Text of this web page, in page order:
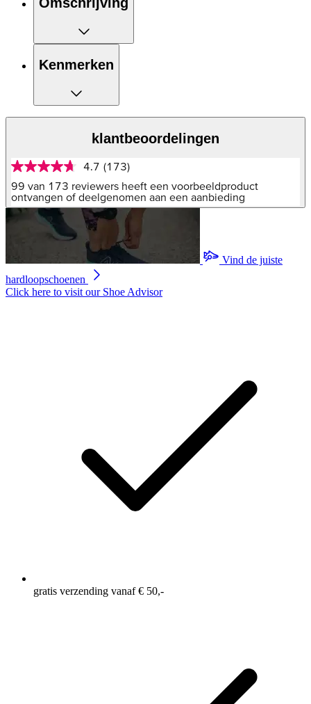
Kenmerken
klantbeoordelingen
4.7
van
5
sterren,
gemiddelde
scorewaarde.
Reviews.
paginalink.
4.7 (173)
99 van 173 reviewers heeft een voorbeeldproduct
ontvangen of deelgenomen aan een aanbieding
Vind de juiste
hardloopschoenen
Click here to visit our Shoe Advisor
gratis verzending vanaf € 50,-